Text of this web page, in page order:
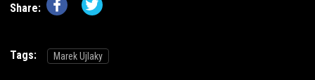
Share:
Tags: Marek Ujlaky